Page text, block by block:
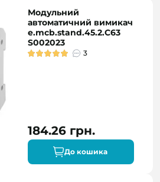
Модульний
автоматичний вимикач
e.mcb.stand.45.2.C63
S002023
3
184.26 грн.
До кошика